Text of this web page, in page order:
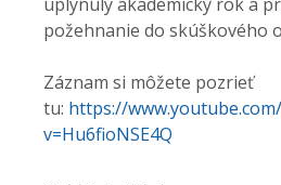
požehnanie do skúškového
Záznam si môžete pozrieť
tu: https://
v=Hu6fioNSE4Q